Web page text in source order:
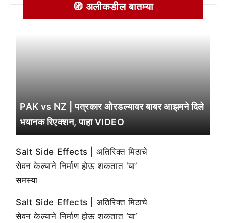
🧭 अलीकडील बातम्या
PAK vs NZ | पत्रकार ओरडल्यावर बाबर आझमने दिले
भयानक रिएक्शन, पाहा VIDEO
Salt Side Effects | अतिरिक्त मिठाचे
सेवन केल्याने निर्माण होऊ शकतात ‘या’
समस्या
Salt Side Effects | अतिरिक्त मिठाचे
सेवन केल्याने निर्माण होऊ शकतात ‘या’